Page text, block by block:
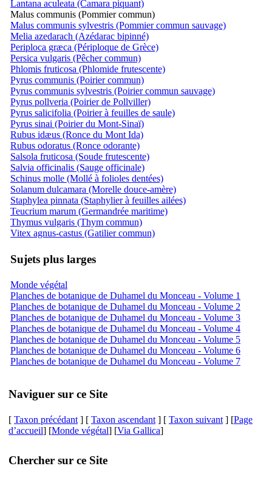
Lantana aculeata (Camara piquant)
Malus communis (Pommier commun)
Malus communis sylvestris (Pommier commun sauvage)
Melia azedarach (Azédarac bipinné)
Periploca græca (Périploque de Grèce)
Persica vulgaris (Pêcher commun)
Phlomis fruticosa (Phlomide frutescente)
Pyrus communis (Poirier commun)
Pyrus communis sylvestris (Poirier commun sauvage)
Pyrus pollveria (Poirier de Pollviller)
Pyrus salicifolia (Poirier à feuilles de saule)
Pyrus sinai (Poirier du Mont-Sinaï)
Rubus idæus (Ronce du Mont Ida)
Rubus odoratus (Ronce odorante)
Salsola fruticosa (Soude frutescente)
Salvia officinalis (Sauge officinale)
Schinus molle (Mollé à folioles dentées)
Solanum dulcamara (Morelle douce-amère)
Staphylea pinnata (Staphylier à feuilles ailées)
Teucrium marum (Germandrée maritime)
Thymus vulgaris (Thym commun)
Vitex agnus-castus (Gatilier commun)
Sujets plus larges
Monde végétal
Planches de botanique de Duhamel du Monceau - Volume 1
Planches de botanique de Duhamel du Monceau - Volume 2
Planches de botanique de Duhamel du Monceau - Volume 3
Planches de botanique de Duhamel du Monceau - Volume 4
Planches de botanique de Duhamel du Monceau - Volume 5
Planches de botanique de Duhamel du Monceau - Volume 6
Planches de botanique de Duhamel du Monceau - Volume 7
Naviguer sur ce Site
[ Taxon précédant ] [ Taxon ascendant ] [ Taxon suivant ] [Page
d’accueil] [Monde végétal] [Via Gallica]
Chercher sur ce Site